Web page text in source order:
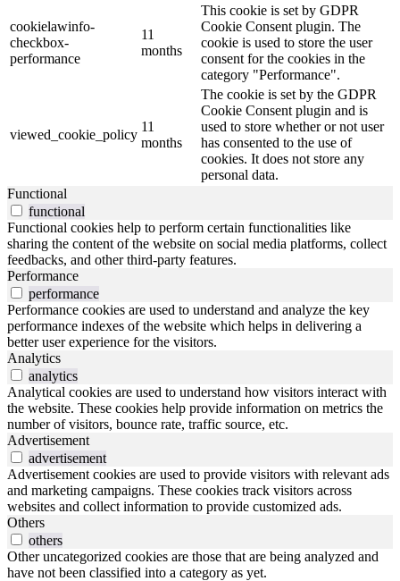
cookielawinfo-
checkbox-
performance
11
months
This cookie is set by GDPR
Cookie Consent plugin. The
cookie is used to store the user
consent for the cookies in the
category "Performance".
viewed_cookie_policy
11
months
The cookie is set by the GDPR
Cookie Consent plugin and is
used to store whether or not user
has consented to the use of
cookies. It does not store any
personal data.
Functional
functional
Functional cookies help to perform certain functionalities like
sharing the content of the website on social media platforms, collect
feedbacks, and other third-party features.
Performance
performance
Performance cookies are used to understand and analyze the key
performance indexes of the website which helps in delivering a
better user experience for the visitors.
Analytics
analytics
Analytical cookies are used to understand how visitors interact with
the website. These cookies help provide information on metrics the
number of visitors, bounce rate, traffic source, etc.
Advertisement
advertisement
Advertisement cookies are used to provide visitors with relevant ads
and marketing campaigns. These cookies track visitors across
websites and collect information to provide customized ads.
Others
others
Other uncategorized cookies are those that are being analyzed and
have not been classified into a category as yet.